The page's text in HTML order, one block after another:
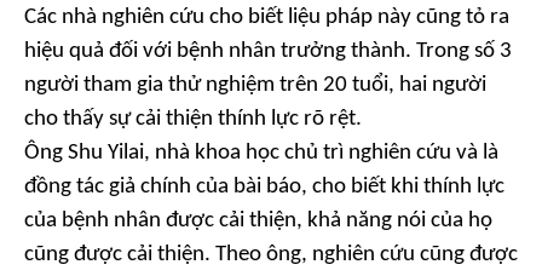
Các nhà nghiên cứu cho biết liệu pháp này cũng tỏ ra
hiệu quả đối với bệnh nhân trưởng thành. Trong số 3
người tham gia thử nghiệm trên 20 tuổi, hai người
cho thấy sự cải thiện thính lực rõ rệt.
Ông Shu Yilai, nhà khoa học chủ trì nghiên cứu và là
đồng tác giả chính của bài báo, cho biết khi thính lực
của bệnh nhân được cải thiện, khả năng nói của họ
cũng được cải thiện. Theo ông, nghiên cứu cũng được